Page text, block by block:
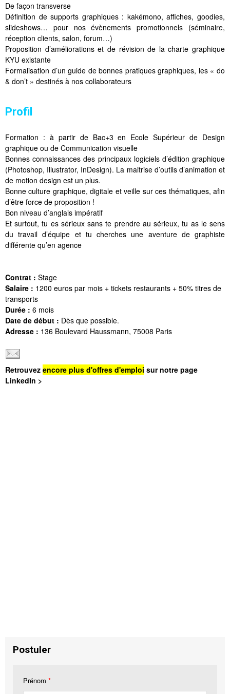
De façon transverse
Définition de supports graphiques : kakémono, affiches, goodies,
slideshows… pour nos évènements promotionnels (séminaire,
réception clients, salon, forum…)
Proposition d’améliorations et de révision de la charte graphique
KYU existante
Formalisation d’un guide de bonnes pratiques graphiques, les « do
& don’t » destinés à nos collaborateurs
Profil
Formation : à partir de Bac+3 en Ecole Supérieur de Design
graphique ou de Communication visuelle
Bonnes connaissances des principaux logiciels d’édition graphique
(Photoshop, Illustrator, InDesign). La maitrise d’outils d’animation et
de motion design est un plus.
Bonne culture graphique, digitale et veille sur ces thématiques, afin
d’être force de proposition !
Bon niveau d’anglais impératif
Et surtout, tu es sérieux sans te prendre au sérieux, tu as le sens
du travail d’équipe et tu cherches une aventure de graphiste
différente qu’en agence
Contrat : Stage
Salaire : 1200 euros par mois + tickets restaurants + 50% titres de
transports
Durée : 6 mois
Date de début : Dès que possible.
Adresse : 136 Boulevard Haussmann, 75008 Paris
Retrouvez encore plus d'offres d'emploi sur notre page
LinkedIn >
Postuler
Prénom *